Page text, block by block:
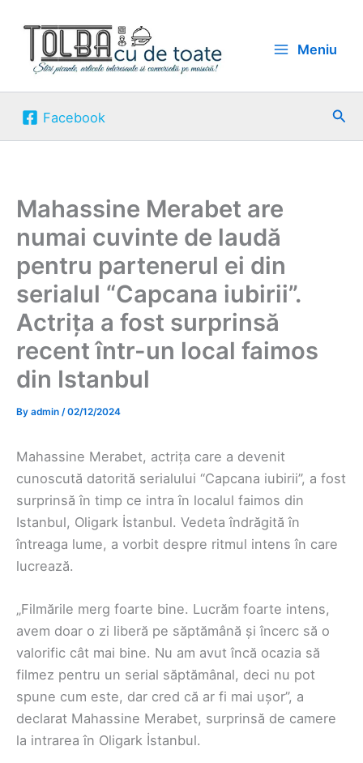
content
Meniu
Facebook
Mahassine Merabet are
numai cuvinte de laudă
pentru partenerul ei din
serialul “Capcana iubirii”.
Actrița a fost surprinsă
recent într-un local faimos
din Istanbul
By admin /02/12/2024
Mahassine Merabet, actrița care a devenit
cunoscută datorită serialului “Capcana iubirii”, a fost
surprinsă în timp ce intra în localul faimos din
Istanbul, Oligark İstanbul. Vedeta îndrăgită în
întreaga lume, a vorbit despre ritmul intens în care
lucrează.
„Filmările merg foarte bine. Lucrăm foarte intens,
avem doar o zi liberă pe săptămână și încerc să o
valorific cât mai bine. Nu am avut încă ocazia să
filmez pentru un serial săptămânal, deci nu pot
spune cum este, dar cred că ar fi mai ușor”, a
declarat Mahassine Merabet, surprinsă de camere
la intrarea în Oligark İstanbul.